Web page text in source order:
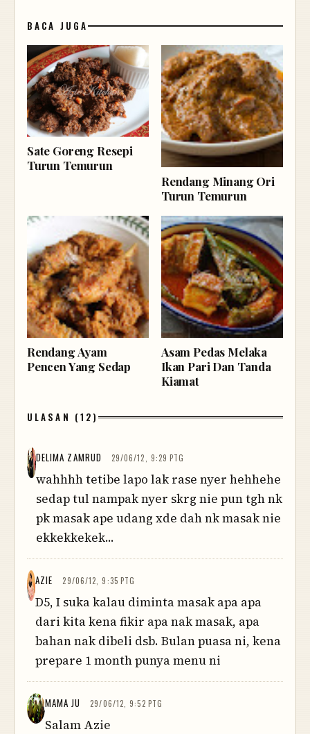
BACA JUGA
Sate Goreng Resepi
Turun Temurun
Rendang Minang Ori
Turun Temurun
Rendang Ayam
Pencen Yang Sedap
Asam Pedas Melaka
Ikan Pari Dan Tanda
Kiamat
ULASAN (12)
DELIMA ZAMRUD 29/06/12, 9:29 PTG
wahhhh tetibe lapo lak rase nyer hehhehe
sedap tul nampak nyer skrg nie pun tgh nk
pk masak ape udang xde dah nk masak nie
ekkekkekek...
AZIE 29/06/12, 9:35 PTG
D5, I suka kalau diminta masak apa apa
dari kita kena fikir apa nak masak, apa
bahan nak dibeli dsb. Bulan puasa ni, kena
prepare 1 month punya menu ni
MAMA JU 29/06/12, 9:52 PTG
Salam Azie